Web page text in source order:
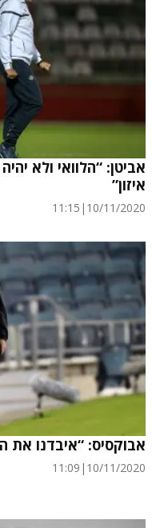
איזון”
10/11/2020
|
11:15
אבוקסיס: “איבדנו את
10/11/2020
|
11:09